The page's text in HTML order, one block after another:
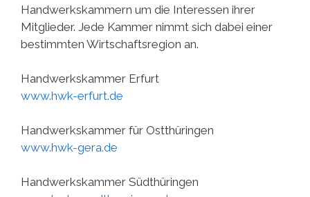
Handwerkskammern um die Interessen ihrer
Mitglieder. Jede Kammer nimmt sich dabei einer
bestimmten Wirtschaftsregion an.
Handwerkskammer Erfurt
www.hwk-erfurt.de
Handwerkskammer für Ostthüringen
www.hwk-gera.de
Handwerkskammer Südthüringen